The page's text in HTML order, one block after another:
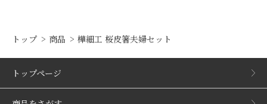
トップ 商品 樺細工 桜皮箸夫婦セット
トップページ